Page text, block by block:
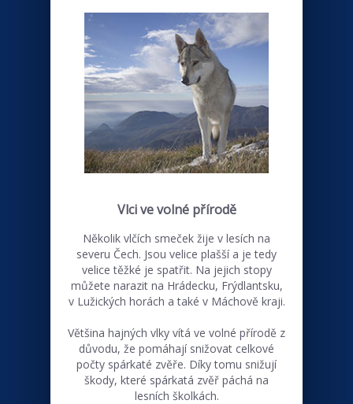
Vlci ve volné přírodě
Několik vlčích smeček žije v lesích na
severu Čech. Jsou velice plašší a je tedy
velice těžké je spatřit. Na jejich stopy
můžete narazit na Hrádecku, Frýdlantsku,
v Lužických horách a také v Máchově kraji.
Většina hajných vlky vítá ve volné přírodě z
důvodu, že pomáhají snižovat celkové
počty spárkaté zvěře. Díky tomu snižují
škody, které spárkatá zvěř páchá na
lesních školkách.